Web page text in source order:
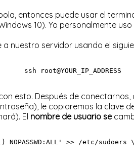
entonces puede usar el
10). Yo personalmente
a nuestro servidor usando el
ssh root@YOUR_IP_ADDRESS
esto. Después de
le copiaremos la clave
El nombre de usuario se
>> /etc/sudoers \